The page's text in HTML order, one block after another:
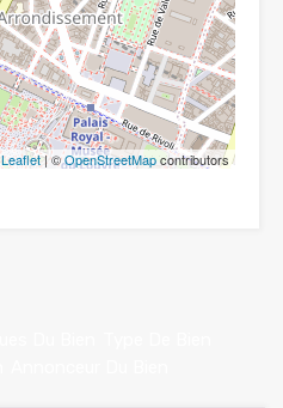
Leaflet| ©OpenStreetMapcontributors